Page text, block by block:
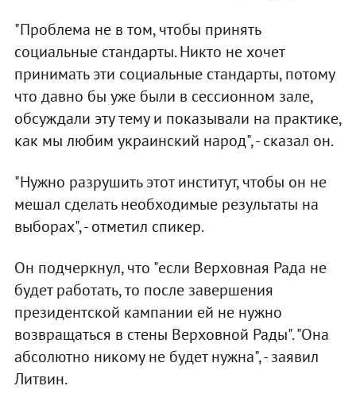
"Проблема не в том, чтобы принять
социальные стандарты. Никто не хочет
принимать эти социальные стандарты, потому
что давно бы уже были в сессионном зале,
обсуждали эту тему и показывали на практике,
как мы любим украинский народ", - сказал он.
"Нужно разрушить этот институт, чтобы он не
мешал сделать необходимые результаты на
выборах", - отметил спикер.
Он подчеркнул, что "если Верховная Рада не
будет работать, то после завершения
президентской кампании ей не нужно
возвращаться в стены Верховной Рады". "Она
абсолютно никому не будет нужна", - заявил
Литвин.